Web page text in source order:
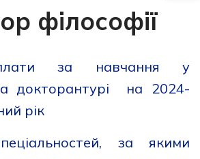
філософії
за навчання у
докторантурі на 2024-
рік
за якими